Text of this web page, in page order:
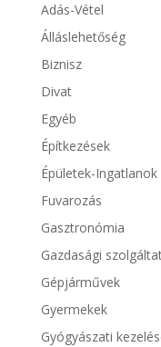
Adás-Vétel
Álláslehetőség
Biznisz
Divat
Egyéb
Építkezések
Épületek-Ingatlanok
Fuvarozás
Gasztronómia
Gazdasági
Gépjárművek
Gyermekek
Gyógyászati